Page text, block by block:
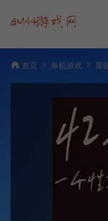
首页 单机游戏 冒